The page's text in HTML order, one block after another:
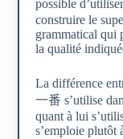
possible
construire le
grammatical qui
la qualité
La différence
一番 s’utilise
quant à lui
s’emploie plutôt